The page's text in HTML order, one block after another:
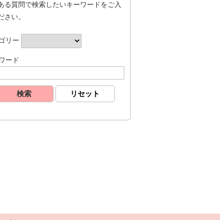
る質問で検索したいキーワードをご入
さい。
リー
ード